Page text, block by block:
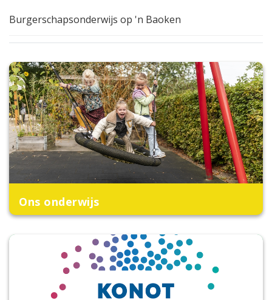
Burgerschapsonderwijs op 'n Baoken
Ons onderwijs